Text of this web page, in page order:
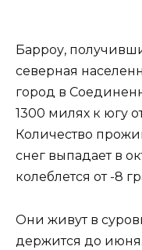
Барроу,
северная
город в
1300 милях к югу
Количество
снег выпадает в
колеблется от -8
Они живут в
держится до